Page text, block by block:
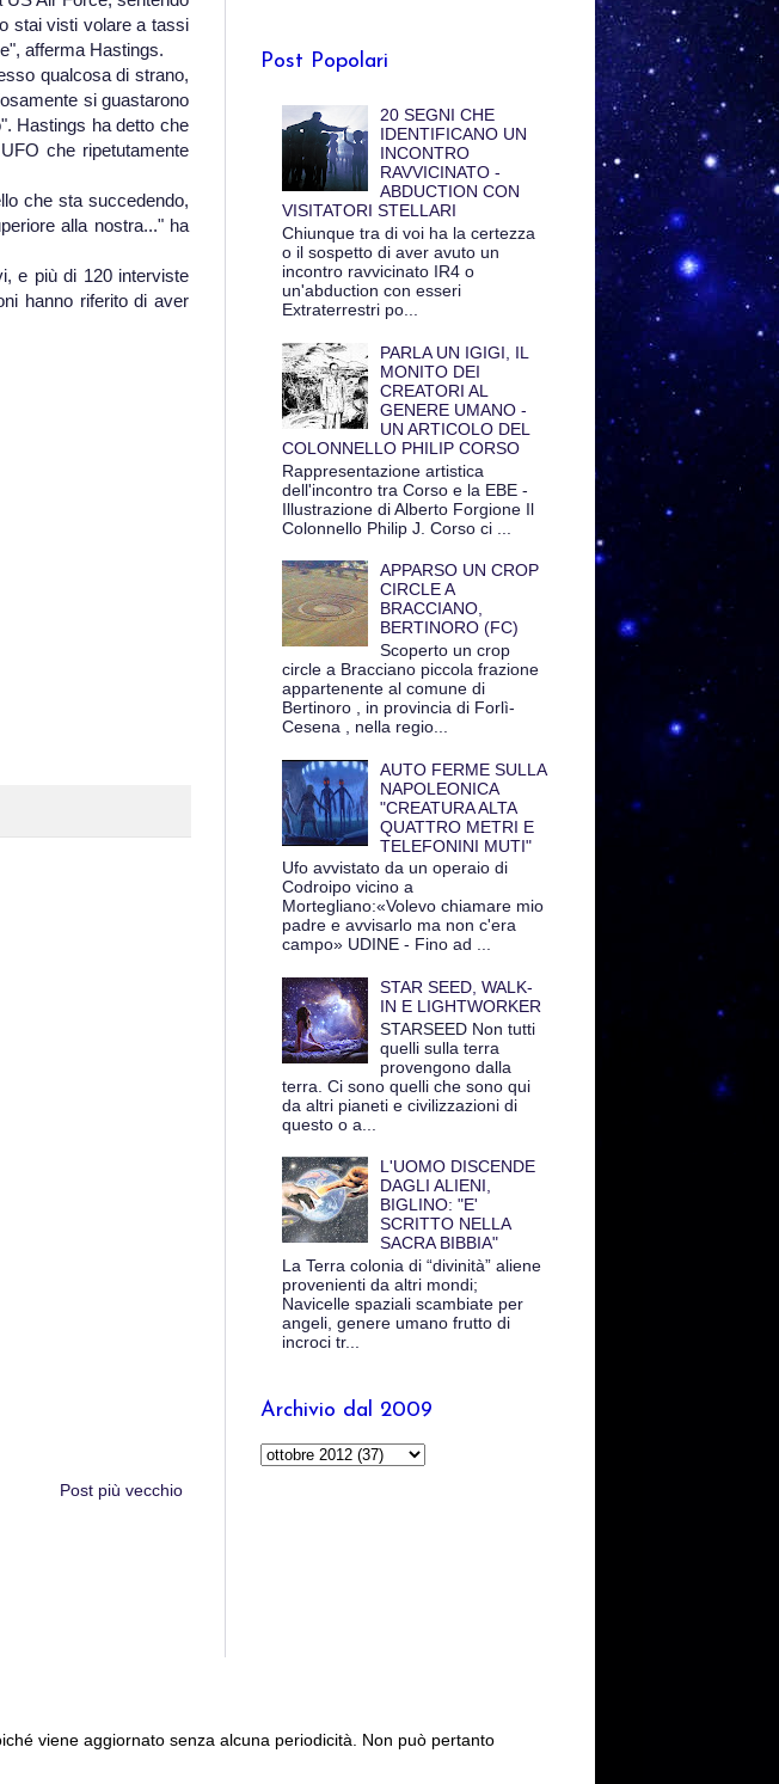
stai visti volare a tassi
afferma Hastings.
qualcosa di strano,
si guastarono
Hastings ha detto che
che ripetutamente
che sta succedendo,
alla nostra..." ha
e più di 120 interviste
hanno riferito di aver
Post più vecchio
Post Popolari
20 SEGNI CHE
IDENTIFICANO UN
INCONTRO
RAVVICINATO -
ABDUCTION CON
VISITATORI STELLARI
Chiunque tra di voi ha la certezza
o il sospetto di aver avuto un
incontro ravvicinato IR4 o
un'abduction con esseri
Extraterrestri po...
PARLA UN IGIGI, IL
MONITO DEI
CREATORI AL
GENERE UMANO -
UN ARTICOLO DEL
COLONNELLO PHILIP CORSO
Rappresentazione artistica
dell'incontro tra Corso e la EBE -
Illustrazione di Alberto Forgione Il
Colonnello Philip J. Corso ci ...
APPARSO UN CROP
CIRCLE A
BRACCIANO,
BERTINORO (FC)
Scoperto un crop
circle a Bracciano piccola frazione
appartenente al comune di
Bertinoro , in provincia di Forlì-
Cesena , nella regio...
AUTO FERME SULLA
NAPOLEONICA
"CREATURA ALTA
QUATTRO METRI E
TELEFONINI MUTI"
Ufo avvistato da un operaio di
Codroipo vicino a
Mortegliano:«Volevo chiamare mio
padre e avvisarlo ma non c'era
campo» UDINE - Fino ad ...
STAR SEED, WALK-
IN E LIGHTWORKER
STARSEED Non tutti
quelli sulla terra
provengono dalla
terra. Ci sono quelli che sono qui
da altri pianeti e civilizzazioni di
questo o a...
L'UOMO DISCENDE
DAGLI ALIENI,
BIGLINO: "E'
SCRITTO NELLA
SACRA BIBBIA"
La Terra colonia di “divinità” aliene
provenienti da altri mondi;
Navicelle spaziali scambiate per
angeli, genere umano frutto di
incroci tr...
Archivio dal 2009
viene aggiornato senza alcuna periodicità. Non può pertanto